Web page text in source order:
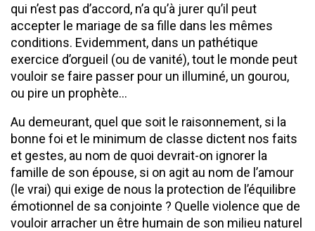
qui n’est pas d’accord, n’a qu’à jurer qu’il peut
accepter le mariage de sa fille dans les mêmes
conditions. Evidemment, dans un pathétique
exercice d’orgueil (ou de vanité), tout le monde peut
vouloir se faire passer pour un illuminé, un gourou,
ou pire un prophète…
Au demeurant, quel que soit le raisonnement, si la
bonne foi et le minimum de classe dictent nos faits
et gestes, au nom de quoi devrait-on ignorer la
famille de son épouse, si on agit au nom de l’amour
(le vrai) qui exige de nous la protection de l’équilibre
émotionnel de sa conjointe ? Quelle violence que de
vouloir arracher un être humain de son milieu naturel